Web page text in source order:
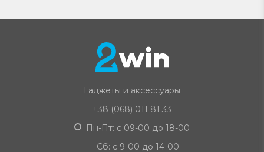
Гаджеты и аксессуары
+38 (068) 011 81 33
Пн-Пт: с 09-00 до 18-00
Сб: с 9-00 до 14-00